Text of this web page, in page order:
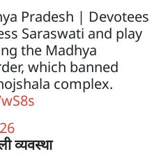
Pradesh | Devotees
Saraswati and play
the Madhya
which banned
complex.
व्यवस्था